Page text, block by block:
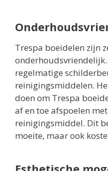
Trespa boeidelen zijn
onderhoudsvriendelijk.
regelmatige
reinigingsmiddelen.
doen om Trespa
af en toe afspoelen
reinigingsmiddel. Dit
moeite, maar ook